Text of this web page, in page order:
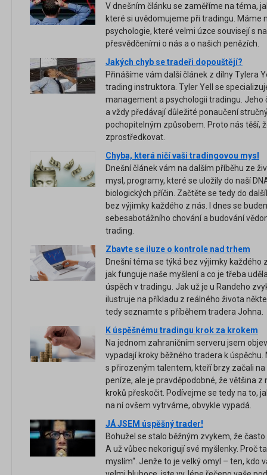
V dnešním článku se zaměříme na téma,
které si uvědomujeme při tradingu. Máme
psychologie, které velmi úzce souvisejí s
přesvědčeními o nás a o našich penězích.
Jakých chyb se tradeři dopouštějí?
Přinášíme vám další článek z dílny Tylera
trading instruktora. Tyler Yell se
management a psychologii tradingu.
a vždy předávají důležité ponaučení
pochopitelným způsobem. Proto nás těší,
zprostředkovat.
Chyba, která ničí vaši tradingovou mysl
Dnešní článek vám na dalším příběhu ze
mysl, programy, které se uložily do naší
biologických příčin. Začtěte se tedy do
bez výjimky každého z nás. I dnes se
sebesabotážního chování a budování
trading.
Zbavte se iluze o kontrole nad trhem
Dnešní téma se týká bez výjimky každého
jak funguje naše myšlení a co je třeba
úspěch v tradingu. Jak už je u Randeho
ilustruje na příkladu z reálného života
tedy seznamte s příběhem tradera Johna.
K úspěšnému tradingu krok za krokem
Na jednom zahraničním serveru jsem
vypadají kroky běžného tradera k
s přirozeným talentem, kteří brzy začali
peníze, ale je pravděpodobné, že většina z
kroků přeskočit. Podívejme se tedy na to,
na ní ovšem vytrváme, obvykle vypadá.
JÁ JSEM úspěšný trader!
Bohužel se stalo běžným zvykem, že
A už vůbec nekorigují své myšlenky. Proč
myslím“. Jenže to je velký omyl – ten, kdo